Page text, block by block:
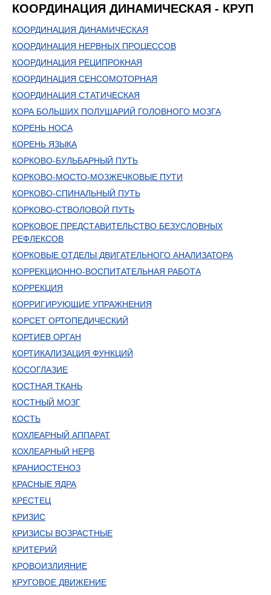
КООРДИНАЦИЯ ДИНАМИЧЕСКАЯ - КРУП
КООРДИНАЦИЯ ДИНАМИЧЕСКАЯ
КООРДИНАЦИЯ НЕРВНЫХ ПРОЦЕССОВ
КООРДИНАЦИЯ РЕЦИПРОКНАЯ
КООРДИНАЦИЯ СЕНСОМОТОРНАЯ
КООРДИНАЦИЯ СТАТИЧЕСКАЯ
КОРА БОЛЬШИХ ПОЛУШАРИЙ ГОЛОВНОГО МОЗГА
КОРЕНЬ НОСА
КОРЕНЬ ЯЗЫКА
КОРКОВО-БУЛЬБАРНЫЙ ПУТЬ
КОРКОВО-МОСТО-МОЗЖЕЧКОВЫЕ ПУТИ
КОРКОВО-СПИНАЛЬНЫЙ ПУТЬ
КОРКОВО-СТВОЛОВОЙ ПУТЬ
КОРКОВОЕ ПРЕДСТАВИТЕЛЬСТВО БЕЗУСЛОВНЫХ
РЕФЛЕКСОВ
КОРКОВЫЕ ОТДЕЛЫ ДВИГАТЕЛЬНОГО АНАЛИЗАТОРА
КОРРЕКЦИОННО-ВОСПИТАТЕЛЬНАЯ РАБОТА
КОРРЕКЦИЯ
КОРРИГИРУЮЩИЕ УПРАЖНЕНИЯ
КОРСЕТ ОРТОПЕДИЧЕСКИЙ
КОРТИЕВ ОРГАН
КОРТИКАЛИЗАЦИЯ ФУНКЦИЙ
КОСОГЛАЗИЕ
КОСТНАЯ ТКАНЬ
КОСТНЫЙ МОЗГ
КОСТЬ
КОХЛЕАРНЫЙ АППАРАТ
КОХЛЕАРНЫЙ НЕРВ
КРАНИОСТЕНОЗ
КРАСНЫЕ ЯДРА
КРЕСТЕЦ
КРИЗИС
КРИЗИСЫ ВОЗРАСТНЫЕ
КРИТЕРИЙ
КРОВОИЗЛИЯНИЕ
КРУГОВОЕ ДВИЖЕНИЕ